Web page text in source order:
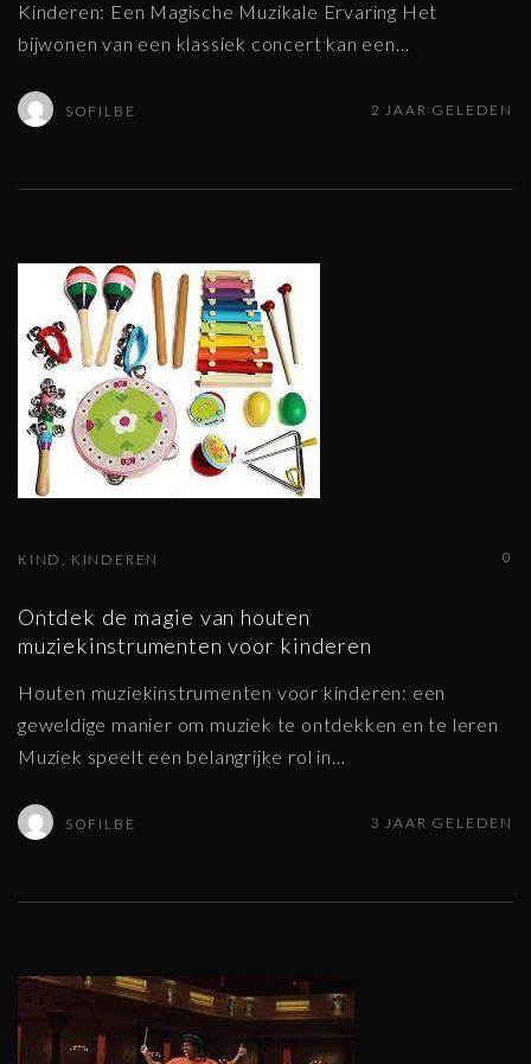
Kinderen: Een Magische Muzikale Ervaring Het
bijwonen van een klassiek concert kan een
SOFILBE 2 JAAR GELEDEN
0
KIND KINDEREN
Ontdek de magie van houten
muziekinstrumenten voor kinderen
Houten muziekinstrumenten voor kinderen: een
geweldige manier om muziek te ontdekken en te leren
Muziek speelt een belangrijke rol in
SOFILBE 3 JAAR GELEDEN